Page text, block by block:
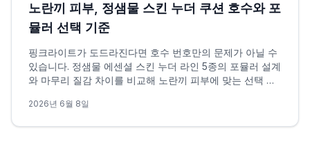
노란끼 피부, 정샘물 스킨 누더 쿠션 호수와 포
뮬러 선택 기준
핑크라이트가 도드라진다면 호수 번호만의 문제가 아닐 수
있습니다. 정샘물 에센셜 스킨 누더 라인 5종의 포뮬러 설계
와 마무리 질감 차이를 비교해 노란끼 피부에 맞는 선택 조
2026년 6월 8일